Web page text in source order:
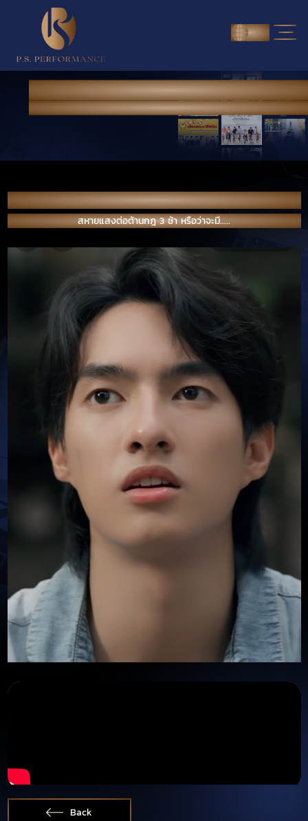
ENG
NEWS & PORTFOLIO
> News & Portfolio
สหายแสงต่อต้านกฎ 3 ช้า หรือว่าจะมี.....
สหายแสงต่อต้านกฎ 3 ช้า หรือว่าจะมี.....
Back